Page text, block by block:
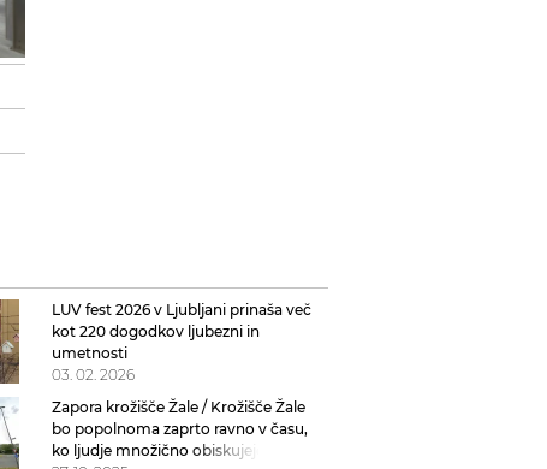
LUV fest 2026 v Ljubljani prinaša več
kot 220 dogodkov ljubezni in
umetnosti
03. 02. 2026
Zapora krožišče Žale / Krožišče Žale
bo popolnoma zaprto ravno v času,
ko ljudje množično obiskujejo